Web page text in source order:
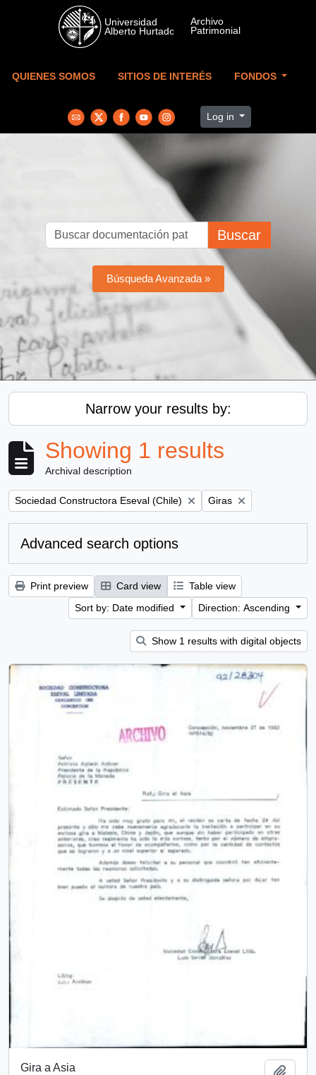
Skip to main content
QUIENES SOMOS SITIOS DE INTERÉS FONDOS
Log in
Buscar
Búsqueda Avanzada »
Narrow your results by:
Showing 1 results
Archival description
Remove filter:
Sociedad Constructora Eseval (Chile) Remove filter:
Giras
Advanced search options
Print preview Card view
Table view
Sort by: Date modified
Direction: Ascending
Show 1 results with digital objects
Gira a Asia